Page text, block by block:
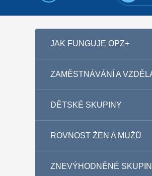
JAK FUNGUJE OPZ+
ZAMĚSTNÁVÁNÍ A
DĚTSKÉ SKUPINY
ROVNOST ŽEN A MUŽŮ
ZNEVÝHODNĚNÉ